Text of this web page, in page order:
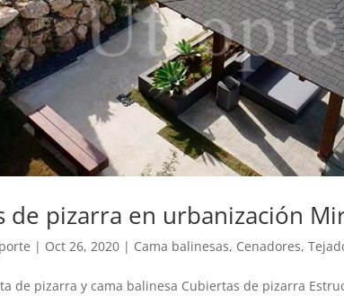
de pizarra en urbanización
| Oct 26, 2020 | Cama balinesas, Cenadores,
de pizarra y cama balinesa Cubiertas de pizarra